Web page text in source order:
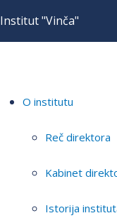
Institut "Vinča"
O institutu
Reč direktora
Kabinet
Istorija